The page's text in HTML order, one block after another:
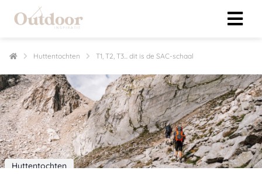
Huttentochten T1, T2, T3... dit is de SAC-schaal
Huttentochten